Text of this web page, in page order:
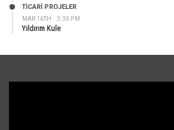
MAR 16TH 3:30 PM
TİCARİ PROJELER
Yıldırım Kule